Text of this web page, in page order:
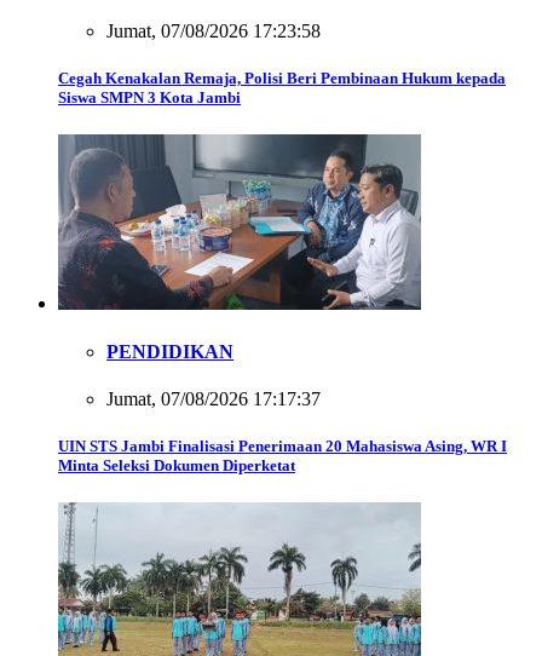
Jumat, 07/08/2026 17:23:58
Cegah Kenakalan Remaja, Polisi Beri Pembinaan Hukum kepada
Siswa SMPN 3 Kota Jambi
PENDIDIKAN
Jumat, 07/08/2026 17:17:37
UIN STS Jambi Finalisasi Penerimaan 20 Mahasiswa Asing, WR I
Minta Seleksi Dokumen Diperketat